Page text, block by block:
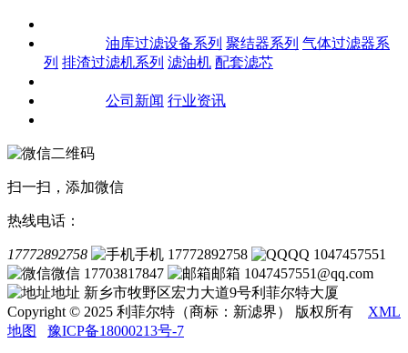
油库过滤设备系列 聚结器系列 气体过滤器系
列 排渣过滤机系列 滤油机 配套滤芯
公司新闻 行业资讯
扫一扫，添加微信
热线电话：
17772892758 手机 17772892758
QQ 1047457551
微信 17703817847
邮箱 1047457551@qq.com
地址 新乡市牧野区宏力大道9号利菲尔特大厦
Copyright © 2025 利菲尔特（商标：新滤界） 版权所有 XML
地图
豫ICP备18000213号-7